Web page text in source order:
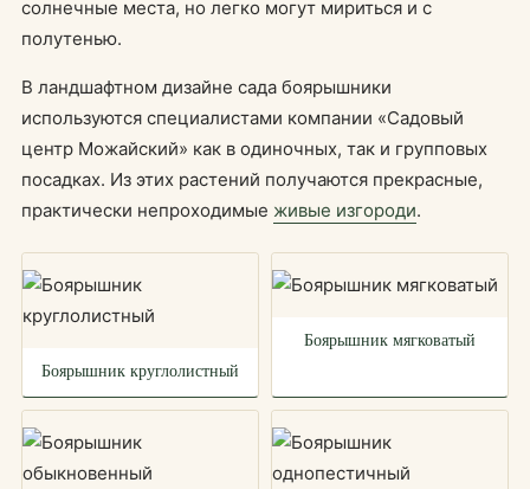
солнечные места, но легко могут мириться и с
полутенью.
В ландшафтном дизайне сада боярышники
используются специалистами компании «Садовый
центр Можайский» как в одиночных, так и групповых
посадках. Из этих растений получаются прекрасные,
практически непроходимые живые изгороди.
Боярышник круглолистный
Боярышник мягковатый